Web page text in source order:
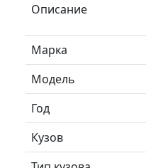
Описание
Марка
Модель
Год
Кузов